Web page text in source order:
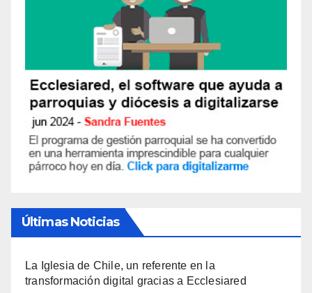
S
Últimas Noticias
La Iglesia de Chile, un referente en la
transformación digital gracias a Ecclesiared